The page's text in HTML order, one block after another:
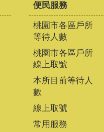
便民服務
桃園市各區戶所
等待人數
桃園市各區戶所
線上取號
本所目前等待人
數
線上取號
常用服務